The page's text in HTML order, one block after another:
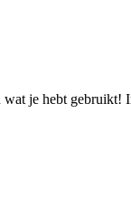
je hebt gebruikt!